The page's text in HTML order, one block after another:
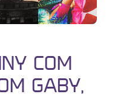
COM
GABY,